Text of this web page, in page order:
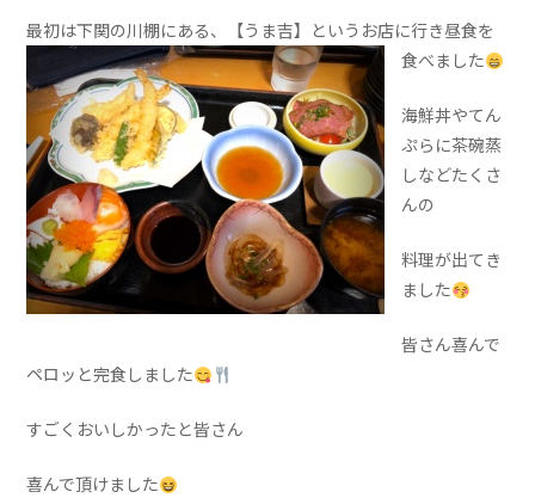
最初は下関の川棚にある、【うま吉】というお店に行き昼食を
食べました
海鮮丼やてん
ぷらに茶碗蒸
しなどたくさ
んの
料理が出てき
ました
皆さん喜んで
ペロッと完食しました
すごくおいしかったと皆さん
喜んで頂けました